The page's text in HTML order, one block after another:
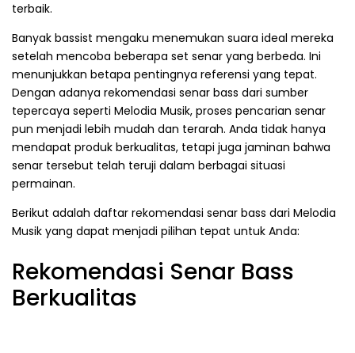
terbaik.
Banyak bassist mengaku menemukan suara ideal mereka
setelah mencoba beberapa set senar yang berbeda. Ini
menunjukkan betapa pentingnya referensi yang tepat.
Dengan adanya rekomendasi senar bass dari sumber
tepercaya seperti Melodia Musik, proses pencarian senar
pun menjadi lebih mudah dan terarah. Anda tidak hanya
mendapat produk berkualitas, tetapi juga jaminan bahwa
senar tersebut telah teruji dalam berbagai situasi
permainan.
Berikut adalah daftar rekomendasi senar bass dari Melodia
Musik yang dapat menjadi pilihan tepat untuk Anda:
Rekomendasi Senar Bass
Berkualitas